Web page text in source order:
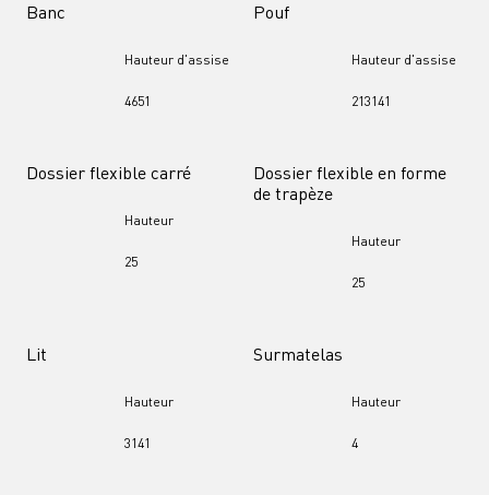
Banc
Hauteur d'assise
4651
Pouf
Hauteur d'assise
213141
Dossier flexible carré
Hauteur
25
Dossier flexible en forme
de trapèze
Hauteur
25
Lit
Hauteur
3141
Surmatelas
Hauteur
4